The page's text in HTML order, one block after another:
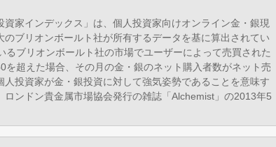
家インデックス」は、個人投資家向けオンライン金・銀現
ブリオンボールト社が所有するデータを基に算出されてい
るブリオンボールト社の市場でユーザーによって売買された
を超えた場合、その月の金・銀のネット購入者数がネット売
投資家が金・銀投資に対して強気姿勢であることを意味す
ロンドン貴金属市場協会発行の雑誌「Alchemist」の2013年5